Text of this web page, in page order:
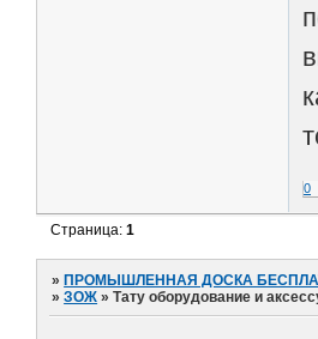
0
Страница:1
» ПРОМЫШЛЕННАЯ ДОСКА
»ЗОЖ »Тату оборудование и